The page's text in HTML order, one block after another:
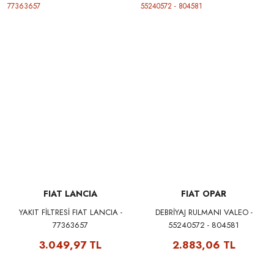
FIAT LANCIA
YAKIT FİLTRESİ FIAT LANCIA -
77363657
3.049,97 TL
FIAT OPAR
DEBRİYAJ RULMANI VALEO -
55240572 - 804581
2.883,06 TL